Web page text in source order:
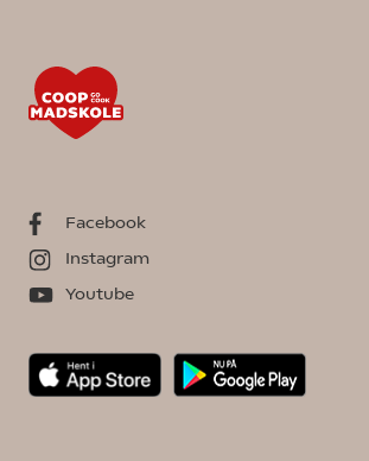
Facebook
Instagram
Youtube